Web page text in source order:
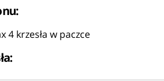
4 krzesła w paczce